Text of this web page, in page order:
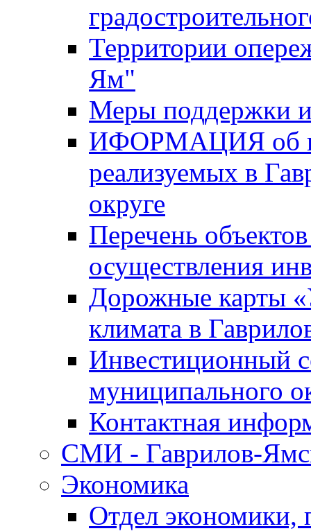
Территории
Ям"
Меры поддержки
ИФОРМАЦИЯ об
реализуемых в
округе
Перечень
осуществления
Дорожные карты
климата в
Инвестиционный
муниципального
Контактная
СМИ - Гаврилов-
Экономика
Отдел экономики,